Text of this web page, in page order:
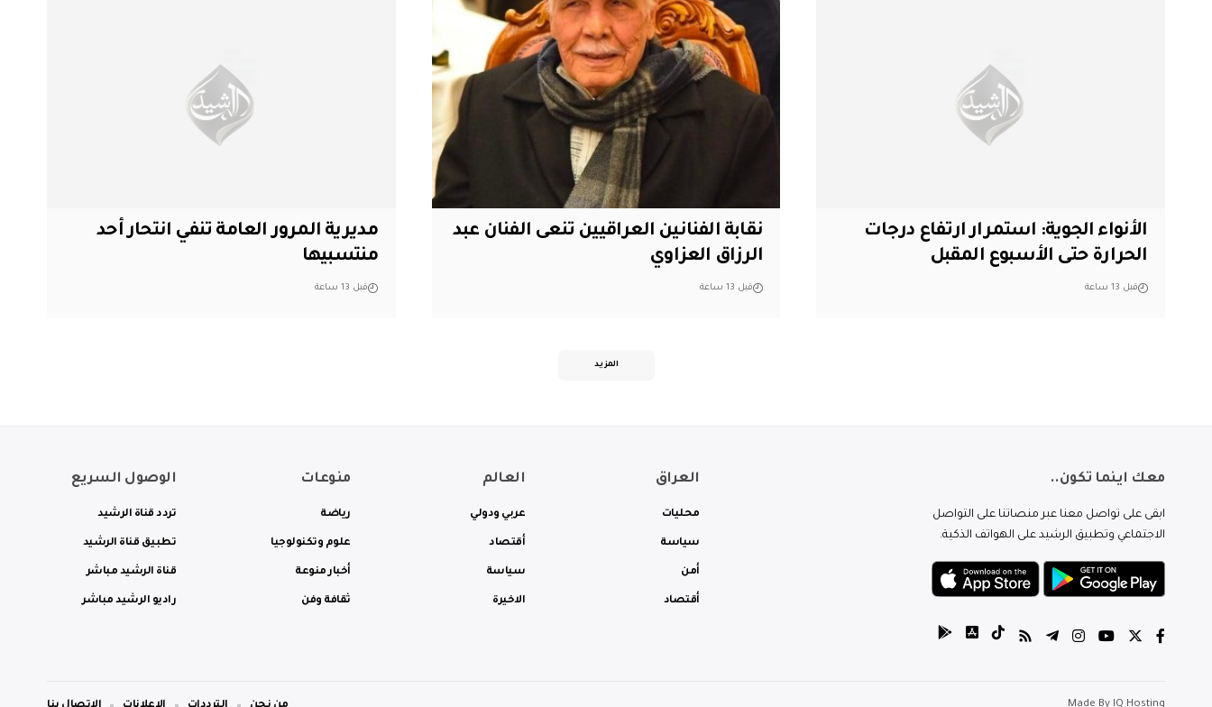
الأنواء الجوية: استمرار ارتفاع درجات
الحرارة حتى الأسبوع المقبل
قبل 13 ساعة
نقابة الفنانين العراقيين تنعى الفنان عبد
الرزاق العزاوي
قبل 13 ساعة
مديرية المرور العامة تنفي انتحار أحد
منتسبيها
قبل 13 ساعة
المزيد
معك اينما تكون..
ابقى على تواصل معنا عبر منصاتنا على التواصل
الاجتماعي وتطبيق الرشيد على الهواتف الذكية.
العراق
محليات
سياسة
أمن
أقتصاد
العالم
عربي ودولي
أقتصاد
سياسة
الاخيرة
منوعات
رياضة
علوم وتكنولوجيا
أخبار منوعة
ثقافة وفن
الوصول السريع
تردد قناة الرشيد
تطبيق قناة الرشيد
قناة الرشيد مباشر
راديو الرشيد مباشر